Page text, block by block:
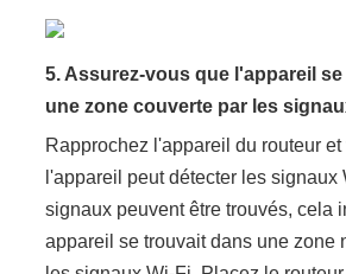
5. Assurez-vous que l'appareil
une zone couverte par les
Rapprochez l'appareil du routeur et
l'appareil peut détecter les signaux
signaux peuvent être trouvés, cela
appareil se trouvait dans une zone